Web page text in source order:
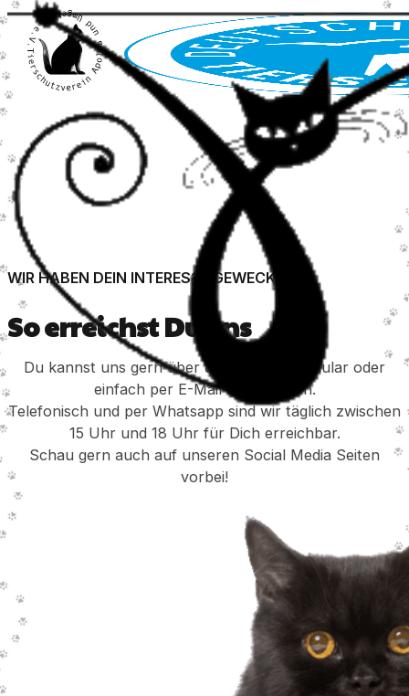
WIR HABEN DEIN INTERESSE GEWECKT?
So erreichst Du uns
Du kannst uns gern über das Kontaktformular oder
einfach per E-Mail anschreiben.
Telefonisch und per Whatsapp sind wir täglich zwischen
15 Uhr und 18 Uhr für Dich erreichbar.
Schau gern auch auf unseren Social Media Seiten
vorbei!